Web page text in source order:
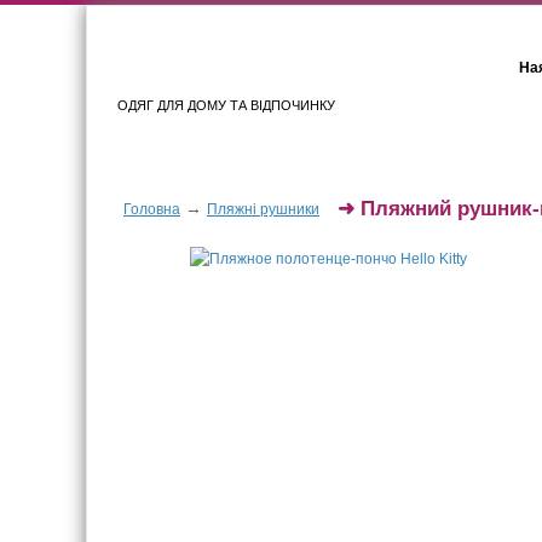
ОДЯГ ДЛЯ ДОМУ ТА ВІДПОЧИНКУ
Головна → Пляжні рушники ➜ Пляжний